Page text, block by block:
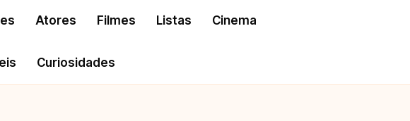
Atores Filmes Listas Cinema
Curiosidades